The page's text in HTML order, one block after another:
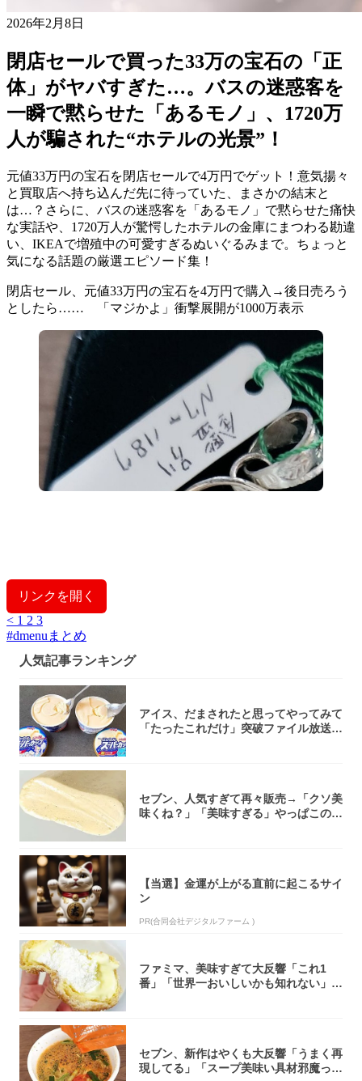
2026年2月8日
閉店セールで買った33万の宝石の「正
体」がヤバすぎた…。バスの迷惑客を
一瞬で黙らせた「あるモノ」、1720万
人が騙された“ホテルの光景”！
元値33万円の宝石を閉店セールで4万円でゲット！意気揚々
と買取店へ持ち込んだ先に待っていた、まさかの結末と
は…？さらに、バスの迷惑客を「あるモノ」で黙らせた痛快
な実話や、1720万人が驚愕したホテルの金庫にまつわる勘違
い、IKEAで増殖中の可愛すぎるぬいぐるみまで。ちょっと
気になる話題の厳選エピソード集！
閉店セール、元値33万円の宝石を4万円で購入→後日売ろう
としたら…… 「マジかよ」衝撃展開が1000万表示
リンクを開く
< 1 2 3
#dmenuまとめ
人気記事ランキング
アイス、だまされたと思ってやってみて
「たったこれだけ」突破ファイル放送で
セブン、人気すぎて再々販売→「クソ美
味くね？」「美味すぎる」やっぱこのク
【当選】金運が上がる直前に起こるサイ
ン
PR(合同会社デジタルファーム )
ファミマ、美味すぎて大反響「これ1
番」「世界一おいしいかも知れない」
セブン、新作はやくも大反響「うまく再
現してる」「スープ美味い具材邪魔って